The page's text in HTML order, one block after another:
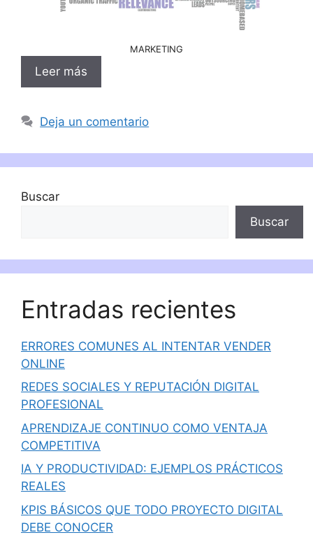
MARKETING
Leer más
Deja un comentario
Buscar
Buscar
Entradas recientes
ERRORES COMUNES AL INTENTAR VENDER
ONLINE
REDES SOCIALES Y REPUTACIÓN DIGITAL
PROFESIONAL
APRENDIZAJE CONTINUO COMO VENTAJA
COMPETITIVA
IA Y PRODUCTIVIDAD: EJEMPLOS PRÁCTICOS
REALES
KPIS BÁSICOS QUE TODO PROYECTO DIGITAL
DEBE CONOCER